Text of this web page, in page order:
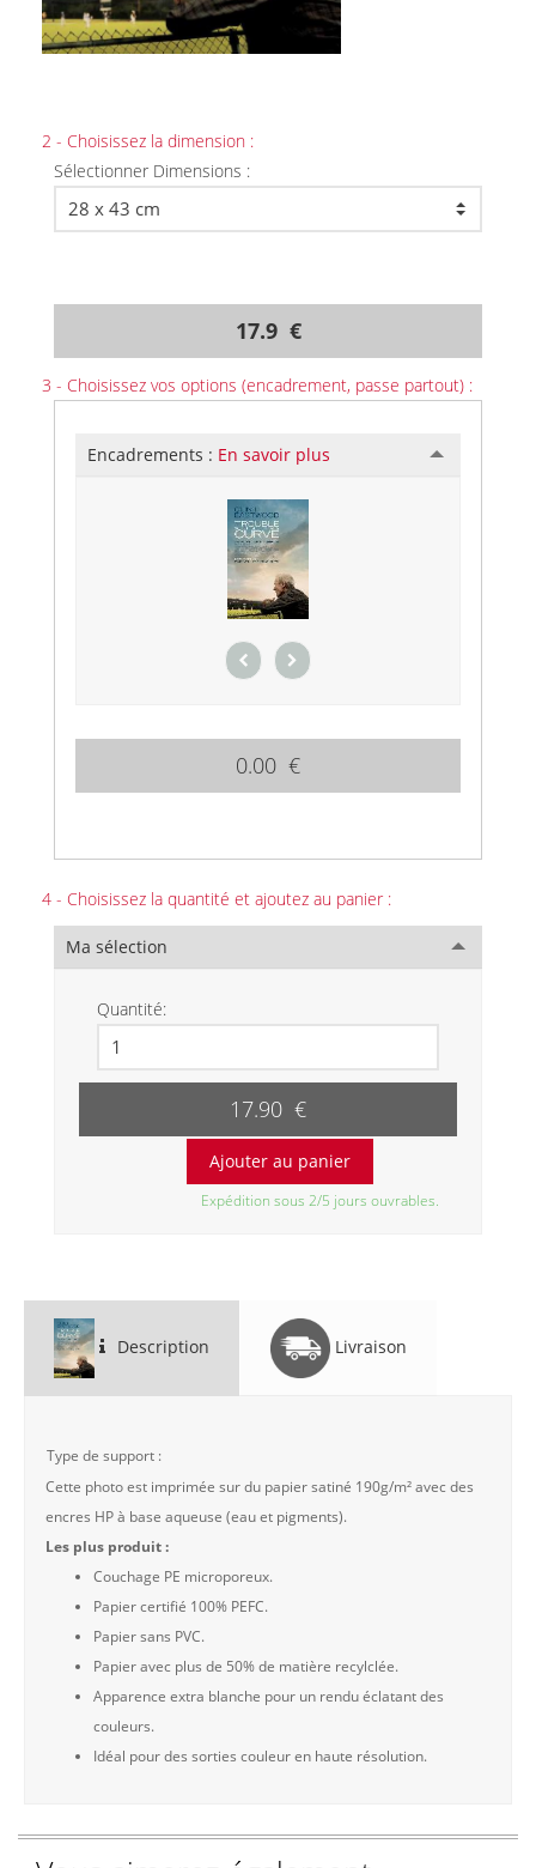
2 - Choisissez la dimension :
Sélectionner Dimensions :
17.9 €
3 - Choisissez vos options (encadrement, passe partout) :
Encadrements : En savoir plus
0.00 €
4 - Choisissez la quantité et ajoutez au panier :
Ma sélection
Quantité:
17.90 €
Expédition sous 2/5 jours ouvrables.
Description Livraison
Type de support :
Cette photo est imprimée sur du papier satiné 190g/m² avec des
encres HP à base aqueuse (eau et pigments).
Les plus produit :
Couchage PE microporeux.
Papier certifié 100% PEFC.
Papier sans PVC.
Papier avec plus de 50% de matière recylclée.
Apparence extra blanche pour un rendu éclatant des
couleurs.
Idéal pour des sorties couleur en haute résolution.